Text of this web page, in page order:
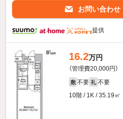
お問い合わせ
提供
16.2万円
（管理費20,000円）
敷 不要 礼 不要
10階 / 1K / 35.19㎡